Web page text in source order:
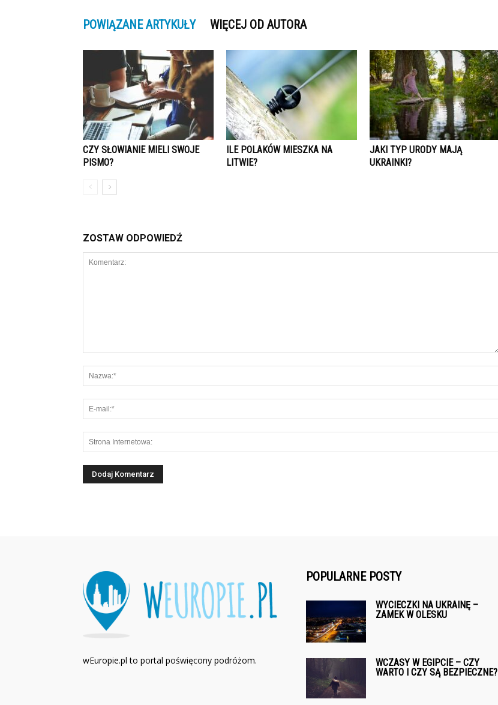
POWIĄZANE ARTYKUŁY WIĘCEJ OD AUTORA
CZY SŁOWIANIE MIELI SWOJE
PISMO?
ILE POLAKÓW MIESZKA NA
LITWIE?
JAKI TYP URODY MAJĄ
UKRAINKI?
ZOSTAW ODPOWIEDŹ
wEuropie.pl to portal poświęcony podróżom.
POPULARNE POSTY
WYCIECZKI NA UKRAINĘ –
ZAMEK W OLESKU
WCZASY W EGIPCIE – CZY
WARTO I CZY SĄ BEZPIECZNE?